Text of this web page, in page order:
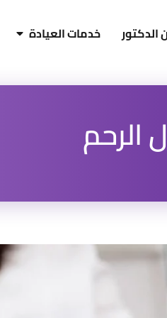
الدكتور خدمات العيادة
الرحم